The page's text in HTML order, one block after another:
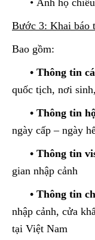
• Ảnh hộ chiếu
Bước 3: Khai báo
Bao gồm:
• Thông tin cá
quốc tịch, nơi
• Thông tin
ngày cấp – ngày
• Thông tin
gian nhập cảnh
• Thông tin
nhập cảnh, cửa
tại Việt Nam